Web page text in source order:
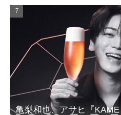
亀梨和也、アサヒ『